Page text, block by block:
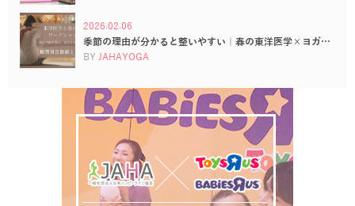
2026.02.06
季節の理由が分かると整いやすい｜春の東洋医学×ヨガ…
BY JAHAYOGA